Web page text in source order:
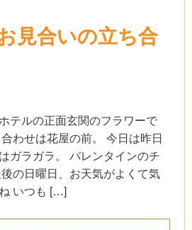
見合いの立ち合
テルの正面玄関のフラワーで
わせは花屋の前。 今日は昨日
ガラガラ。 バレンタインのチ
の日曜日、お天気がよくて気
いつも […]